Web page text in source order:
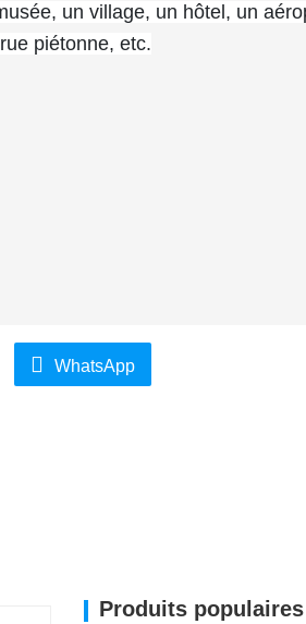
un village, un hôtel, un
piétonne, etc.
WhatsApp
Produits populaires